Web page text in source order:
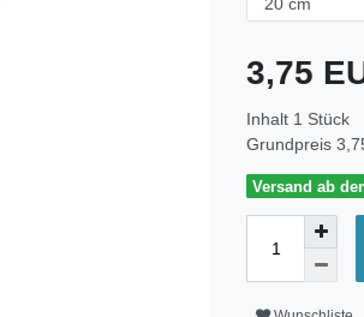
3,75
Inhalt 1 Stück
Grundpreis
Versand ab